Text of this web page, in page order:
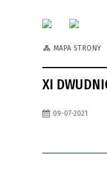
MAPA STRONY
XI
09-07-2021